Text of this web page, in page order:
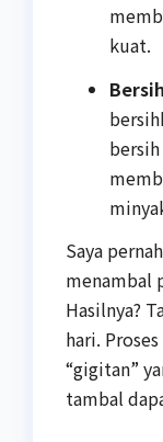
kuat.
Saya
menambal
Hasilnya?
hari.
“gigitan”
tambal